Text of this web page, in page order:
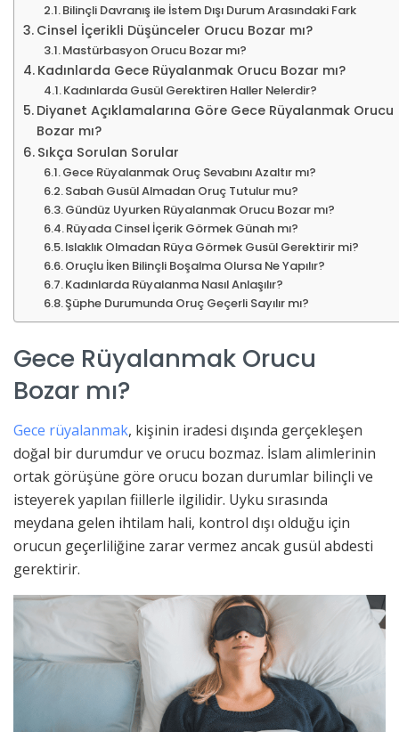
Bilinçli Davranış ile İstem Dışı Durum Arasındaki Fark
Cinsel İçerikli Düşünceler Orucu Bozar mı?
Mastürbasyon Orucu Bozar mı?
Kadınlarda Gece Rüyalanmak Orucu Bozar mı?
Kadınlarda Gusül Gerektiren Haller Nelerdir?
Diyanet Açıklamalarına Göre Gece Rüyalanmak Orucu
Bozar mı?
Sıkça Sorulan Sorular
Gece Rüyalanmak Oruç Sevabını Azaltır mı?
Sabah Gusül Almadan Oruç Tutulur mu?
Gündüz Uyurken Rüyalanmak Orucu Bozar mı?
Rüyada Cinsel İçerik Görmek Günah mı?
Islaklık Olmadan Rüya Görmek Gusül Gerektirir mi?
Oruçlu İken Bilinçli Boşalma Olursa Ne Yapılır?
Kadınlarda Rüyalanma Nasıl Anlaşılır?
Şüphe Durumunda Oruç Geçerli Sayılır mı?
Gece Rüyalanmak Orucu
Bozar mı?
Gece rüyalanmak, kişinin iradesi dışında gerçekleşen
doğal bir durumdur ve orucu bozmaz. İslam alimlerinin
ortak görüşüne göre orucu bozan durumlar bilinçli ve
isteyerek yapılan fiillerle ilgilidir. Uyku sırasında
meydana gelen ihtilam hali, kontrol dışı olduğu için
orucun geçerliliğine zarar vermez ancak gusül abdesti
gerektirir.